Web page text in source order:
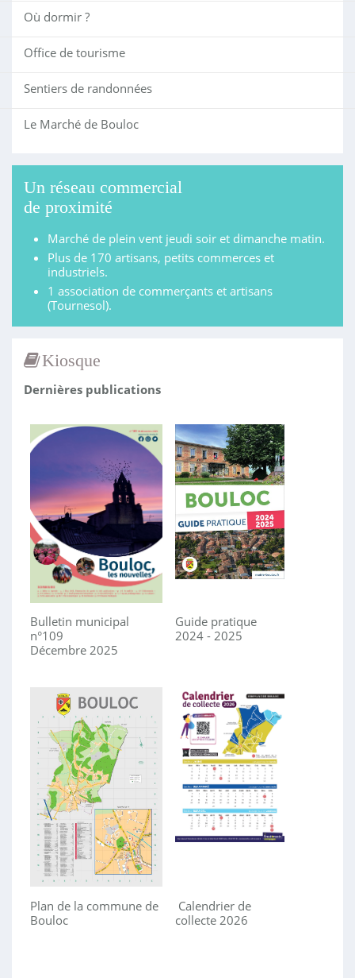
Où dormir ?
Office de tourisme
Sentiers de randonnées
Le Marché de Bouloc
Un réseau commercial
de proximité
Marché de plein vent jeudi soir et dimanche matin.
Plus de 170 artisans, petits commerces et
industriels.
1 association de commerçants et artisans
(Tournesol).
Kiosque
Dernières publications
Bulletin municipal
n°109
Décembre 2025
Guide pratique
2024 - 2025
Plan de la commune de
Bouloc
Calendrier de
collecte 2026